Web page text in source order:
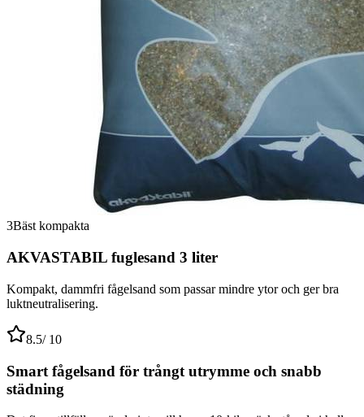
3Bäst kompakta
AKVASTABIL fuglesand 3 liter
Kompakt, dammfri fågelsand som passar mindre ytor och ger bra
luktneutralisering.
8.5/ 10
Smart fågelsand för trångt utrymme och snabb
städning